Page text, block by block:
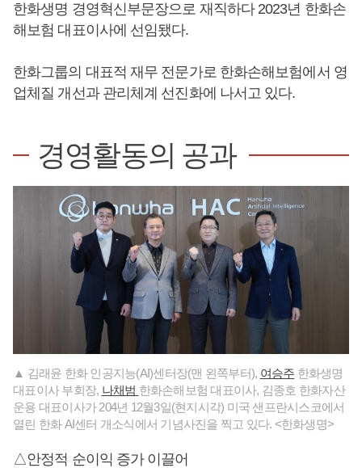
한화생명 경영혁신부문장으로 재직하다 2023년 한화손
해보험 대표이사에 선임됐다.
한화그룹의 대표적 재무 전문가로 한화손해보험에서 영
업체질 개선과 관리체계 선진화에 나서고 있다.
경영활동의 공과
▲ 김래윤 한화 인공지능(AI)센터장(맨 왼쪽부터), 여승주 한화생명
대표이사 부회장, 나채범 한화손해보험 대표이사, 김종호 한화자산
운용 대표이사가 204년 12월3일(현지시각) 미국 샌프란시스코에서
열린 한화 AI센터 개소식에서 기념사진을 찍고 있다. <한화생명>
△안정적 순이익 증가 이끌어